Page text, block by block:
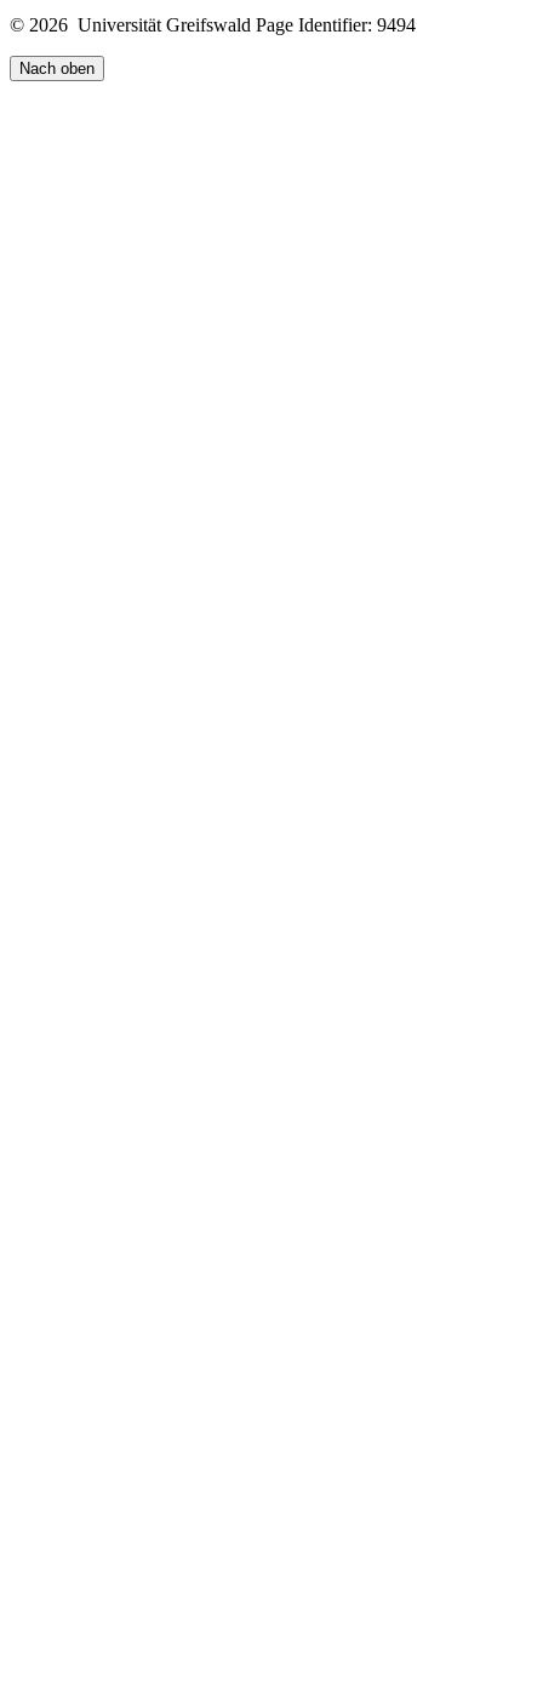
© 2026 Universität Greifswald Page Identifier: 9494
Nach oben